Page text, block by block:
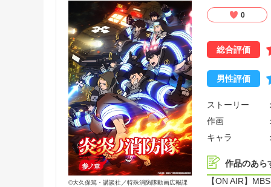
©大久保篤・講談社／特殊消防隊動画広報課
0
総合評価
男性評価
ストーリー
作画
キャラ
作品のあら
【ON AIR】